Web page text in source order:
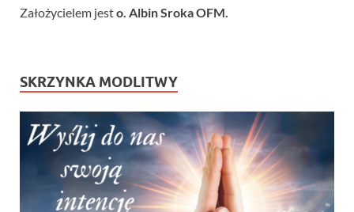
Założycielem jesto. Albin Sroka OFM.
SKRZYNKA MODLITWY